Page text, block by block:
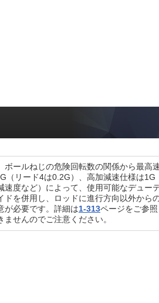
ボールねじの危険回転数の関係から最
（リード4は0.2G）、高加減速仕様は
速度など）によって、使用可能なデュー
ドを併用し、ロッドに進行方向以外か
が必要です。詳細は1-313ページをご参照
ませんのでご注意ください。